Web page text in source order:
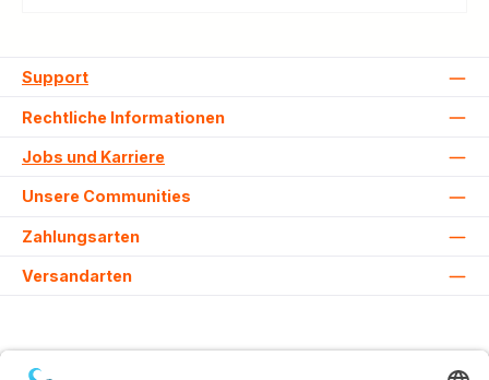
Support
Rechtliche Informationen
Jobs und Karriere
Unsere Communities
Zahlungsarten
Versandarten
Alle Preise inkl. gesetzl. Mehrwertsteuer zzgl. und ggf.